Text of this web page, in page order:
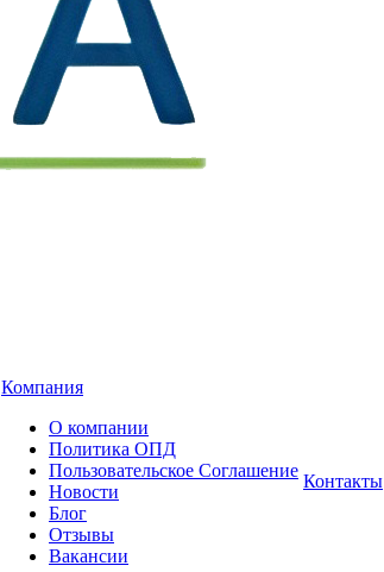
Компания
О компании
Политика ОПД
Пользовательское Соглашение
Новости
Блог
Отзывы
Вакансии
Контакты